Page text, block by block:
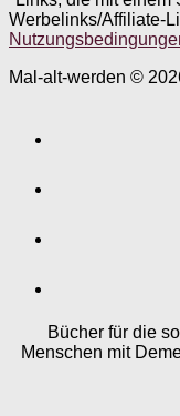
Werbelinks/Affiliate-
Mal-alt-werden ©
Bücher für die
Menschen mit